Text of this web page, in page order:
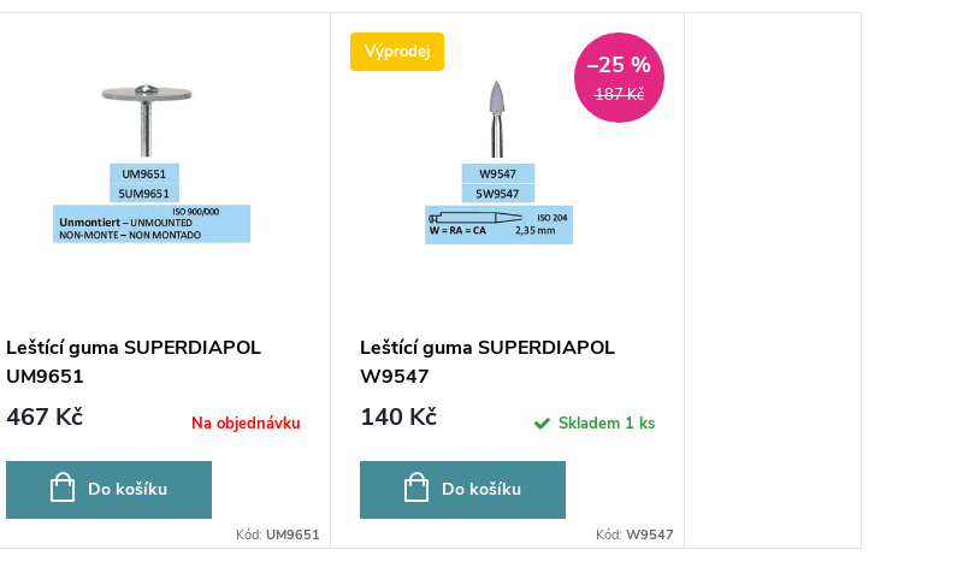
Leštící guma SUPERDIAPOL
UM9651
467 Kč Na objednávku
Do košíku
Kód: UM9651
Výprodej
187 Kč
–25 %
Leštící guma SUPERDIAPOL
W9547
140 Kč Skladem 1 ks
Do košíku
Kód: W9547